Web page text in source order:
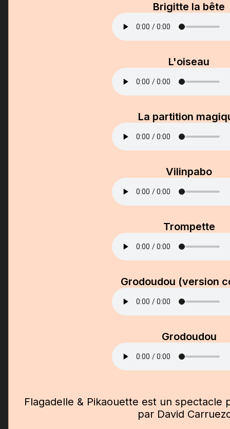
Brigitte la bête
L'oiseau
La partition
Vilinpabo
Trompette
Grodoudou (version
Grodoudou
Flagadelle & Pikaouette est un spectacle
par David